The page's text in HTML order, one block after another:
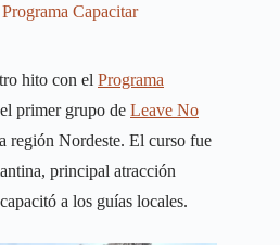
Programa Capacitar
hito con el Programa
primer grupo de Leave No
región Nordeste. El curso fue
principal atracción
a los guías locales.